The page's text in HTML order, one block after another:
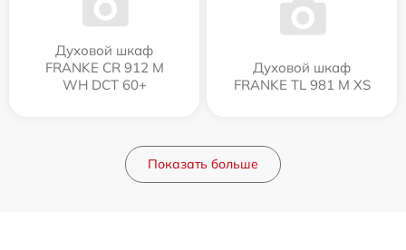
Духовой шкаф
FRANKE CR 912 M
WH DCT 60+
Духовой шкаф
FRANKE TL 981 M XS
Показать больше